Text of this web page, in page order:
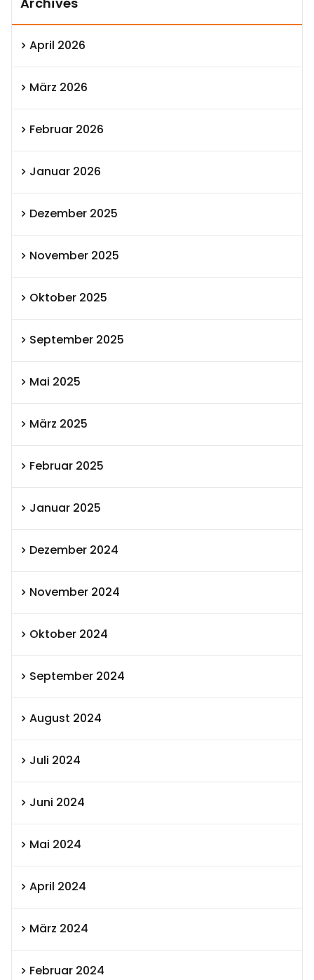
April 2026
März 2026
Februar 2026
Januar 2026
Dezember 2025
November 2025
Oktober 2025
September 2025
Mai 2025
März 2025
Februar 2025
Januar 2025
Dezember 2024
November 2024
Oktober 2024
September 2024
August 2024
Juli 2024
Juni 2024
Mai 2024
April 2024
März 2024
Februar 2024